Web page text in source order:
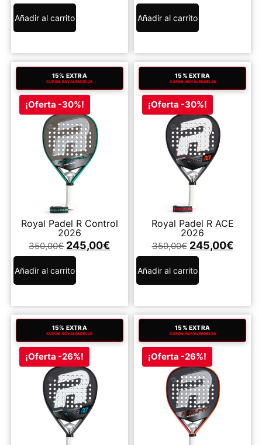
Añadir al carrito Añadir al carrito
15% EXTRA
CUPÓN: ROYALPADEL26
¡Oferta -30%!
Royal Padel R Control
2026
350,00€ 245,00€
Añadir al carrito
15% EXTRA
CUPÓN: ROYALPADEL26
¡Oferta -30%!
Royal Padel R ACE
2026
350,00€ 245,00€
Añadir al carrito
15% EXTRA
CUPÓN: ROYALPADEL26
¡Oferta -26%!
15% EXTRA
CUPÓN: ROYALPADEL26
¡Oferta -26%!